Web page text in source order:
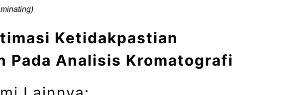
Ketidakpastian
Pada Analisis Kromatografi